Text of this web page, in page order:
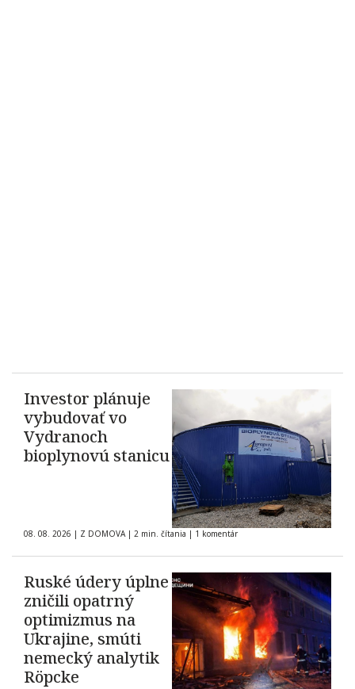
Investor plánuje
vybudovať vo
Vydranoch
bioplynovú stanicu
08. 08. 2026 | Z DOMOVA | 2 min. čítania | 1 komentár
Ruské údery úplne
zničili opatrný
optimizmus na
Ukrajine, smúti
nemecký analytik
Röpcke